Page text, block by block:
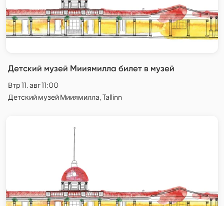
Детский музей Мииямилла билет в музей
Втр 11. авг 11:00
Детский музей Мииямилла, Tallinn